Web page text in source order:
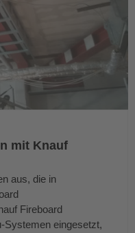
mit Knauf
aus, die in
Fireboard
Systemen eingesetzt,